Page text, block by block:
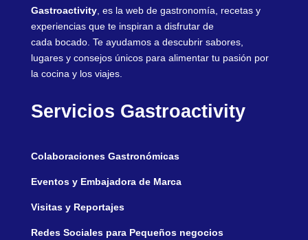
Gastroactivity, es la web de gastronomía, recetas y
experiencias que te inspiran a disfrutar de
cada bocado. Te ayudamos a descubrir sabores,
lugares y consejos únicos para alimentar tu pasión por
la cocina y los viajes.
Servicios Gastroactivity
Colaboraciones Gastronómicas
Eventos y Embajadora de Marca
Visitas y Reportajes
Redes Sociales para Pequeños negocios